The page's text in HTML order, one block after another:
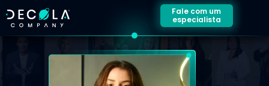
Fale com um
especialista